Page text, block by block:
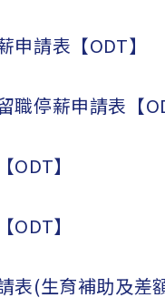
申請表【ODT】
職停薪申請表【
ODT】
ODT】
表(生育補助及差